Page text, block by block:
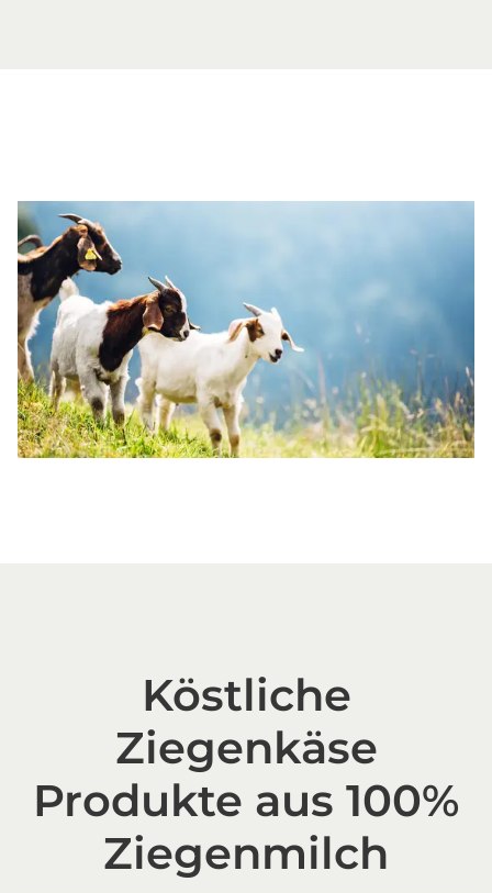
Köstliche
Ziegenkäse
Produkte aus 100%
Ziegenmilch